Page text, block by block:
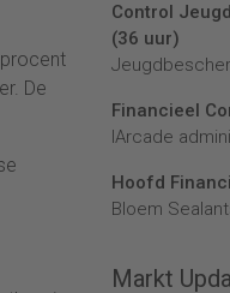
De
Control
(36 uur)
Financieel
lArcade
Hoofd
Bloem
Markt